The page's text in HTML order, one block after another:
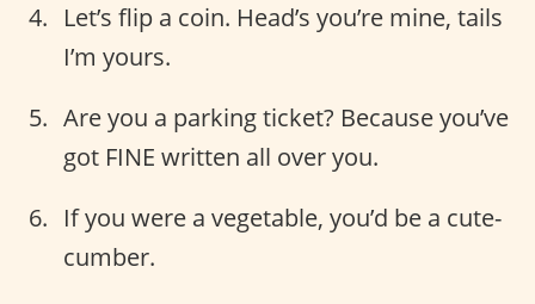
Let’s flip a coin. Head’s you’re mine, tails
I’m yours.
Are you a parking ticket? Because you’ve
got FINE written all over you.
If you were a vegetable, you’d be a cute-
cumber.